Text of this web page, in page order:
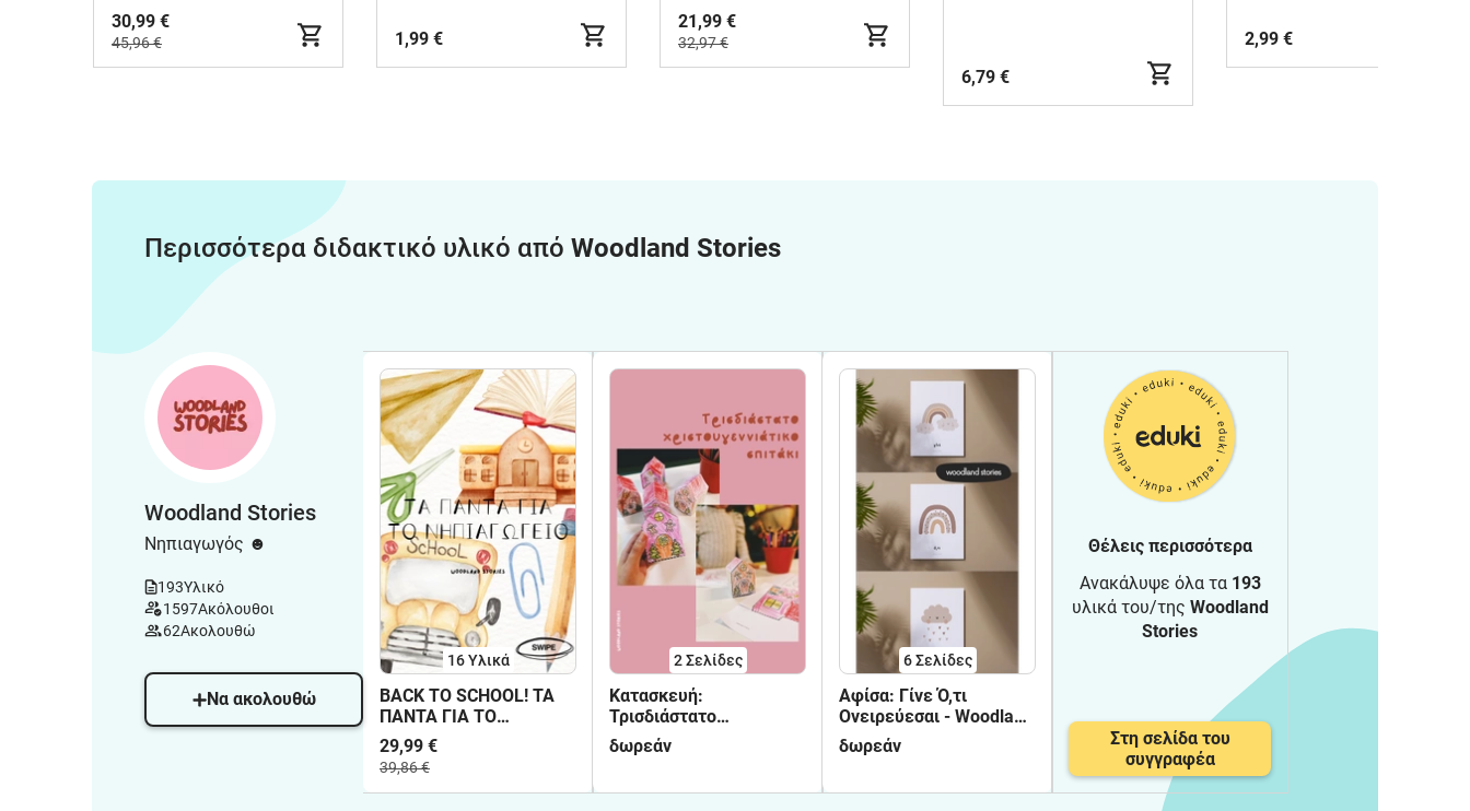
30,99 €
45,96 € 1,99 €
21,99 €
32,97 €
6,79 €
2,99 €
Περισσότερα διδακτικό υλικό από Woodland Stories
Woodland Stories
Νηπιαγωγός ☻
193Υλικό
1597Ακόλουθοι
62Ακολουθώ
Να ακολουθώ
16 Υλικά
BACK TO SCHOOL! ΤΑ
ΠΑΝΤΑ ΓΙΑ ΤΟ
ΝΗΠΙΑΓΩΓΕΙΟ:
ΗΜΕΡΟΛΟΓΙΟ, ΗΜΕΡΕΣ
ΕΒΔΟΜΑΔΑΣ
(ΘΕΜΑΤΙΚΕΣ ΑΝΑ
29,99 €
39,86 €
2Σελίδες
Κατασκευή:
Τρισδιάστατο
Χριστουγεννιάτικο
Σπιτάκι
δωρεάν
6Σελίδες
Αφίσα: Γίνε Ό,τι
Ονειρεύεσαι - Woodland
Stories
δωρεάν
Θέλεις περισσότερα
Ανακάλυψε όλα τα 193
υλικά του/της Woodland
Stories
Στη σελίδα του
συγγραφέα